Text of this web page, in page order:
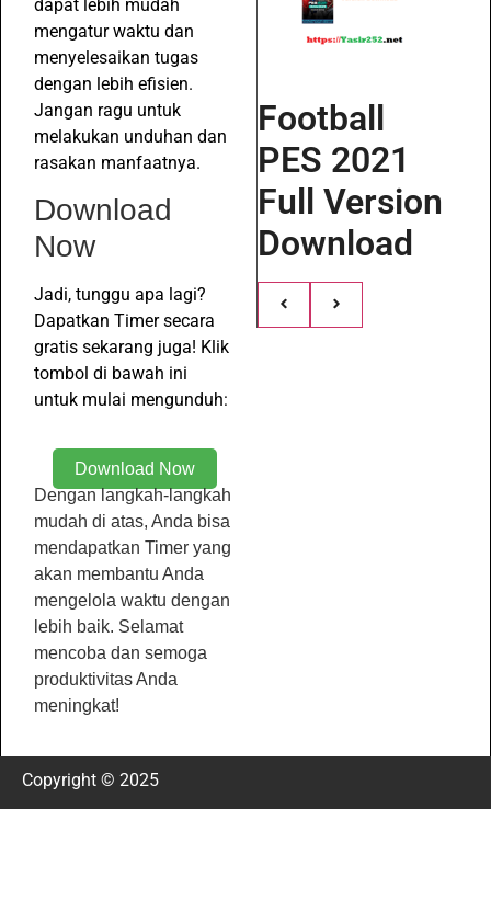
dapat lebih mudah
mengatur waktu dan
menyelesaikan tugas
dengan lebih efisien.
Jangan ragu untuk
melakukan unduhan dan
rasakan manfaatnya.
Download
Now
Jadi, tunggu apa lagi?
Dapatkan Timer secara
gratis sekarang juga! Klik
tombol di bawah ini
untuk mulai mengunduh:
Download Now
Dengan langkah-langkah
mudah di atas, Anda bisa
mendapatkan Timer yang
akan membantu Anda
mengelola waktu dengan
lebih baik. Selamat
mencoba dan semoga
produktivitas Anda
meningkat!
Football
PES 2021
Full Version
Download
Copyright © 2025